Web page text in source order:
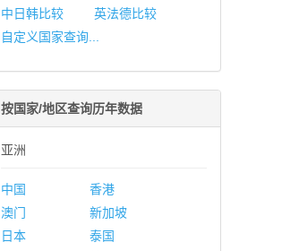
中日韩比较
英法德比较
自定义国家查询...
按国家/地区查询历年数据
亚洲
中国
香港
澳门
新加坡
日本
泰国